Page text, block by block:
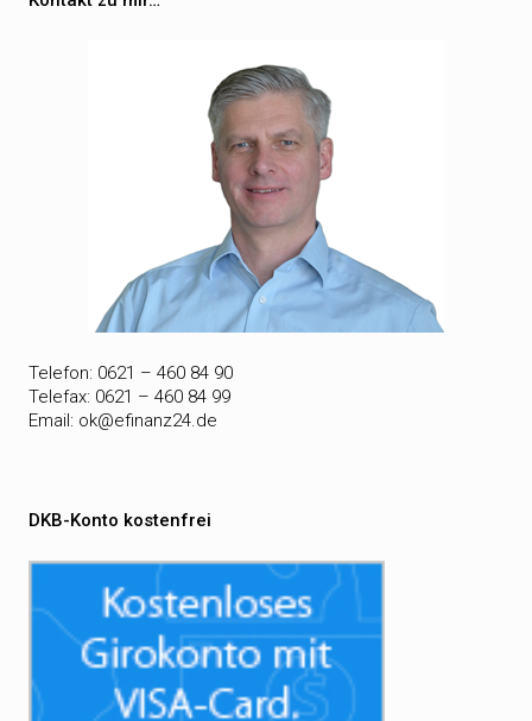
Telefon: 0621 – 460 84 90
Telefax: 0621 – 460 84 99
Email: ok@efinanz24.de
DKB-Konto kostenfrei